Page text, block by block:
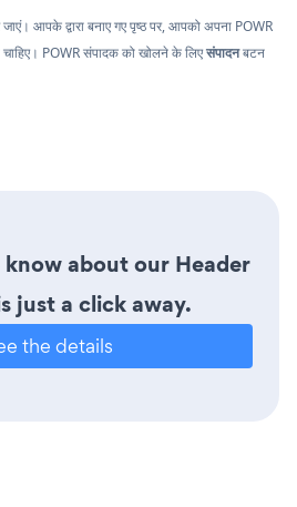
आपके द्वारा बनाए गए पृष्ठ पर, आपको अपना POWR
POWR संपादक को खोलने के लिएसंपादनबटन
about our Header
just a click away.
the details